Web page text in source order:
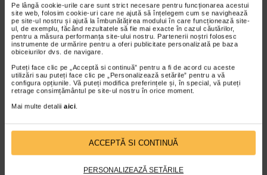
Pe lângă cookie-urile care sunt strict necesare pentru funcționarea acestui
site web, folosim cookie-uri care ne ajută să înțelegem cum se navighează
pe site-ul nostru și ajută la îmbunătățirea modului în care funcționează site-
ul, de exemplu, făcând rezultatele să fie mai exacte în cazul căutărilor,
pentru a măsura performanța site-ului nostru. Partenerii noștri folosesc
instrumente de urmărire pentru a oferi publicitate personalizată pe baza
obiceiurilor dvs. de navigare.
Puteți face clic pe „Acceptă si continuă” pentru a fi de acord cu aceste
utilizări sau puteți face clic pe „Personalizează setările” pentru a vă
configura opțiunile. Vă puteți modifica preferințele și, în special, vă puteți
retrage consimțământul pe site-ul nostru în orice moment.
Mai multe detalii aici.
ACCEPTĂ SI CONTINUĂ
PERSONALIZEAZĂ SETĂRILE
izoflavonele din soia
Izoflavonele sunt fitoestrogeni, compusi vegetali care
imita estrogenul din organism. Suplimentele pentru
menopauza de izoflavone din soia pot ajuta la
echilibrarea hormonilor in timpul menopauzei, reducand
simptomele cauzate de scaderea estrogenului.
Studiile, arata ca izoflavonele pot reduce frecventa si
suplimente pentru menopauza sunt o alternativa naturala
femeile care prefera metodele naturale de gestionare a